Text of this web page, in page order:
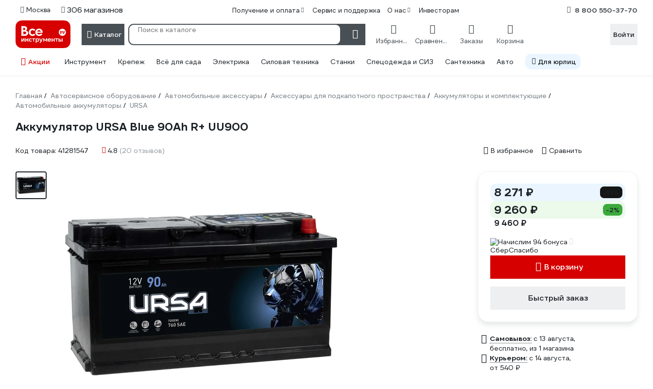
Москва 306 магазинов Получение и оплата Сервис и поддержка О нас Инвесторам 8 800 550-37-70
Каталог
Избранное Сравнение Заказы Корзина
Войти
Акции Инструмент Крепеж Всё для сада Электрика Силовая техника Станки Спецодежда и СИЗ Сантехника Авто Для юрлиц
Главная / Автосервисное оборудование / Автомобильные аксессуары / Аксессуары для подкапотного пространства / Аккумуляторы и комплектующие /
Автомобильные аккумуляторы / URSA
Аккумулятор URSA Blue 90Ah R+ UU900
Код товара: 41281547 4.8 (20 отзывов) В избранное Сравнить
8 271 ₽
9 260 ₽ -2%
9 460 ₽
Начислим 94 бонуса
В корзину
Быстрый заказ
Самовывоз: c 13 августа,
бесплатно, из 1 магазина
Курьером: c 14 августа,
от 540 ₽